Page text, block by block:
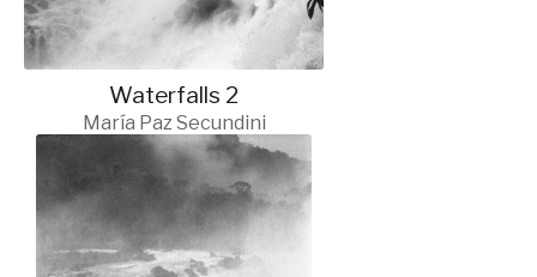
Waterfalls 2
María Paz Secundini